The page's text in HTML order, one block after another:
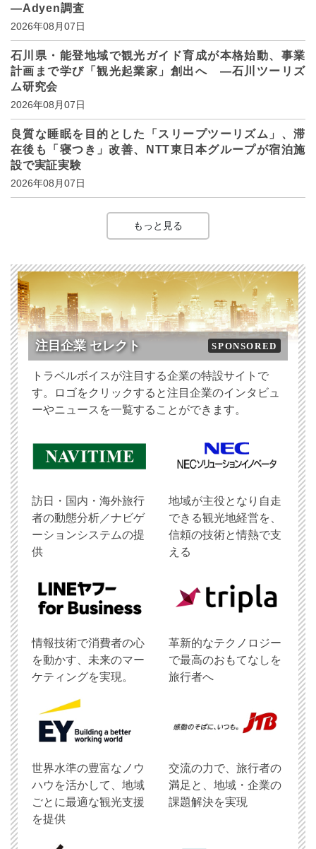
―Adyen調査
2026年08月07日
石川県・能登地域で観光ガイド育成が本格始動、事業
計画まで学び「観光起業家」創出へ ―石川ツーリズ
ム研究会
2026年08月07日
良質な睡眠を目的とした「スリープツーリズム」、滞
在後も「寝つき」改善、NTT東日本グループが宿泊施
設で実証実験
2026年08月07日
もっと見る
注目企業 セレクト SPONSORED
トラベルボイスが注目する企業の特設サイトで
す。ロゴをクリックすると注目企業のインタビュ
ーやニュースを一覧することができます。
訪日・国内・海外旅行
者の動態分析／ナビゲ
ーションシステムの提
供
地域が主役となり自走
できる観光地経営を、
信頼の技術と情熱で支
える
情報技術で消費者の心
を動かす、未来のマー
ケティングを実現。
革新的なテクノロジー
で最高のおもてなしを
旅行者へ
世界水準の豊富なノウ
ハウを活かして、地域
ごとに最適な観光支援
を提供
交流の力で、旅行者の
満足と、地域・企業の
課題解決を実現